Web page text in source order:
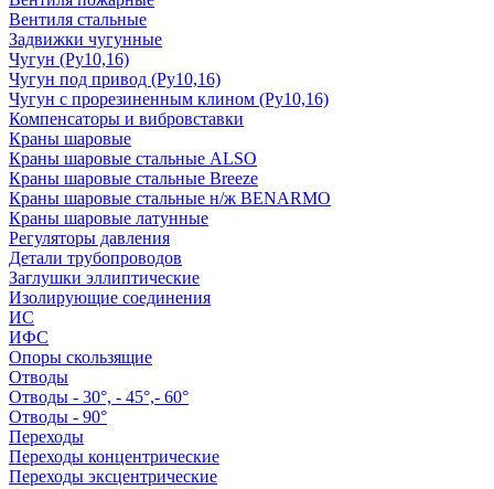
Вентиля стальные
Задвижки чугунные
Чугун (Ру10,16)
Чугун под привод (Ру10,16)
Чугун с прорезиненным клином (Ру10,16)
Компенсаторы и вибровставки
Краны шаровые
Краны шаровые стальные ALSO
Краны шаровые стальные Breeze
Краны шаровые стальные н/ж BENARMO
Краны шаровые латунные
Регуляторы давления
Детали трубопроводов
Заглушки эллиптические
Изолирующие соединения
ИС
ИФС
Опоры скользящие
Отводы
Отводы - 30°, - 45°,- 60°
Отводы - 90°
Переходы
Переходы концентрические
Переходы эксцентрические